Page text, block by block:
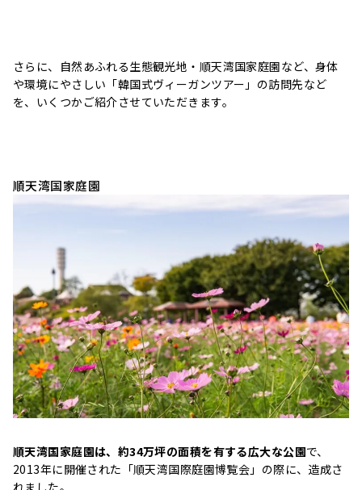
さらに、自然あふれる生態観光地・順天湾国家庭園など、身体
や環境にやさしい「韓国式ヴィーガンツアー」の訪問先など
を、いくつかご紹介させていただきます。
順天湾国家庭園
順天湾国家庭園は、約34万坪の面積を有する広大な公園で、
2013年に開催された「順天湾国際庭園博覧会」の際に、造成さ
れました。